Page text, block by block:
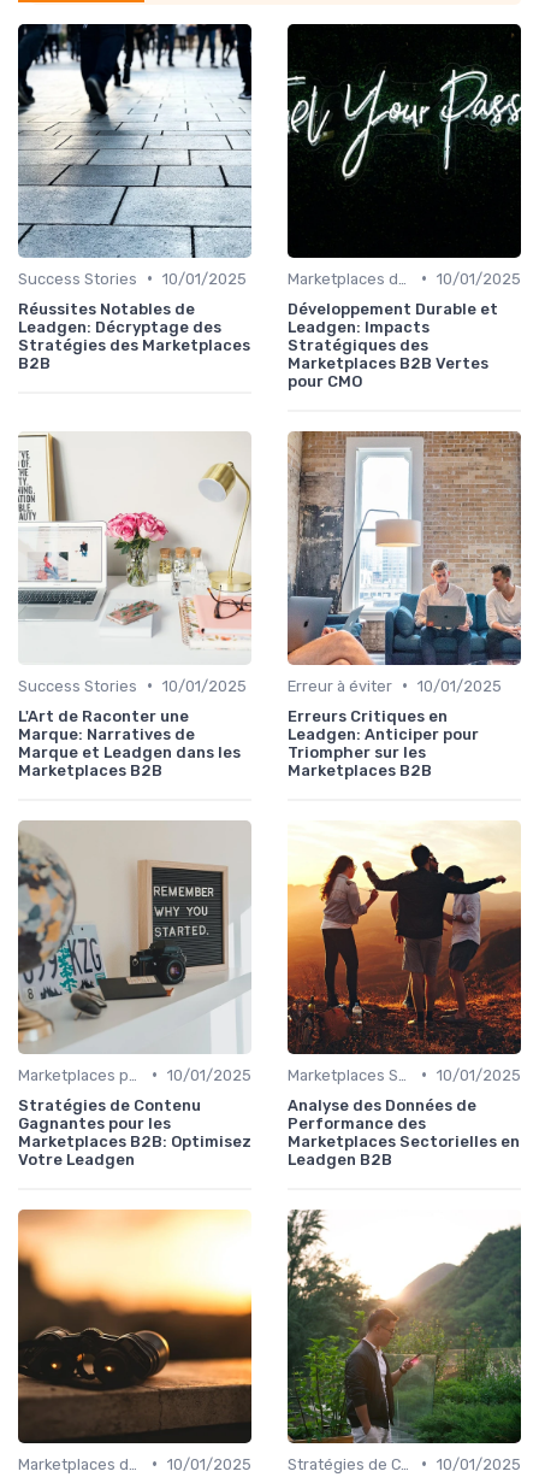
Success Stories • 10/01/2025
Réussites Notables de
Leadgen: Décryptage des
Stratégies des Marketplaces
B2B
• 10/01/2025
Développement Durable et
Leadgen: Impacts
Stratégiques des
Marketplaces B2B Vertes
pour CMO
Success Stories • 10/01/2025
L'Art de Raconter une
Marque: Narratives de
Marque et Leadgen dans les
Marketplaces B2B
Erreur à éviter • 10/01/2025
Erreurs Critiques en
Leadgen: Anticiper pour
Triompher sur les
Marketplaces B2B
• 10/01/2025
Stratégies de Contenu
Gagnantes pour les
Marketplaces B2B: Optimisez
Votre Leadgen
• 10/01/2025
Analyse des Données de
Performance des
Marketplaces Sectorielles en
Leadgen B2B
• 10/01/2025
• 10/01/2025